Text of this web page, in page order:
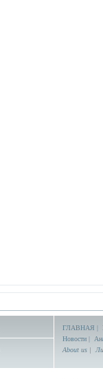
ГЛАВНАЯ |
Новости |
About us |